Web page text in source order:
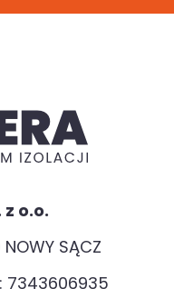
z o.o.
SĄCZ
7343606935